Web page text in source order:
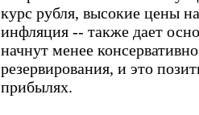
курс рубля, высокие цены
инфляция -- также дает
начнут менее
резервирования, и это
прибылях.